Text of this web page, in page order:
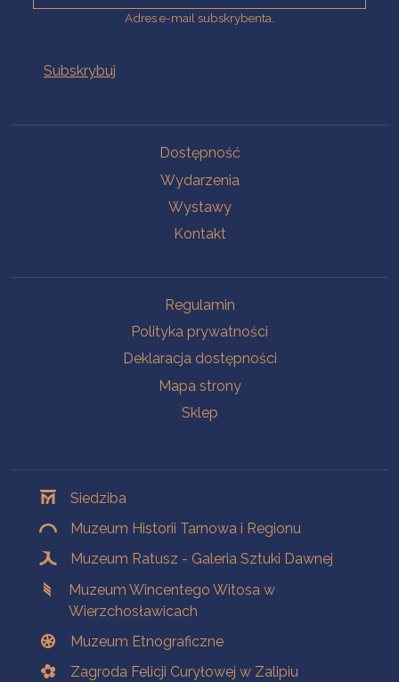
Adres e-mail subskrybenta.
Dostępność
Wydarzenia
Wystawy
Kontakt
Regulamin
Polityka prywatności
Deklaracja dostępności
Mapa strony
Sklep
Siedziba
Muzeum Historii Tarnowa i Regionu
Muzeum Ratusz - Galeria Sztuki Dawnej
Muzeum Wincentego Witosa w
Wierzchosławicach
Muzeum Etnograficzne
Zagroda Felicji Curyłowej w Zalipiu